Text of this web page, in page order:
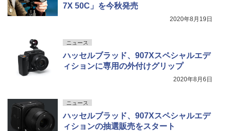
7X 50C」を今秋発売
2020年8月19日
ニュース
ハッセルブラッド、907Xスペシャルエデ
ィションに専用の外付けグリップ
2020年8月6日
ニュース
ハッセルブラッド、907Xスペシャルエデ
ィションの抽選販売をスタート